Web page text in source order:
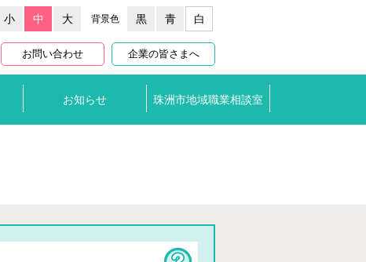
小 中 大 背景色 黒 青 白
お問い合わせ 企業の皆さまへ
お知らせ 珠洲市地域職業相談室